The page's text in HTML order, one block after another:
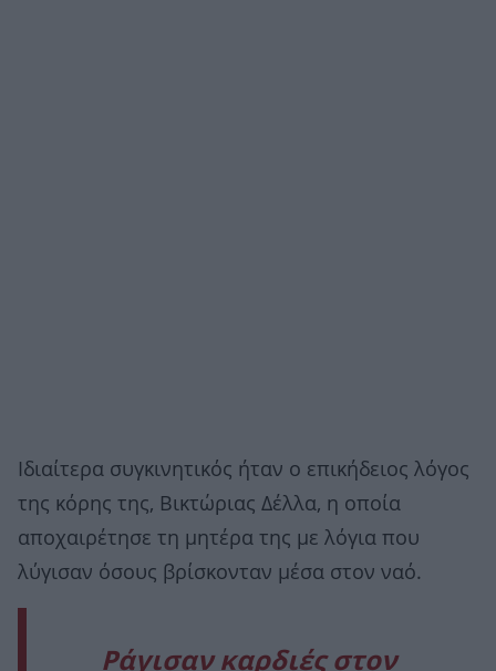
Ιδιαίτερα συγκινητικός ήταν ο επικήδειος λόγος
της κόρης της, Βικτώριας Δέλλα, η οποία
αποχαιρέτησε τη μητέρα της με λόγια που
λύγισαν όσους βρίσκονταν μέσα στον ναό.
Ράγισαν καρδιές στον